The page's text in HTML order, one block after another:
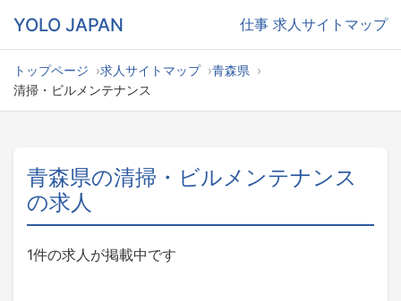
YOLO JAPAN 仕事 求人サイトマップ
トップページ 求人サイトマップ
青森県
清掃・ビルメンテナンス
青森県の清掃・ビルメンテナンス
の求人
1件の求人が掲載中です